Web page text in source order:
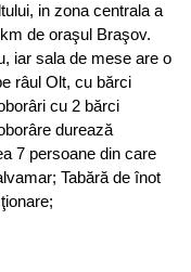
in zona centrala a
de oraşul Braşov.
iar sala de mese are o
râul Olt, cu bărci
cu 2 bărci
durează
7 persoane din care
Tabără de înot